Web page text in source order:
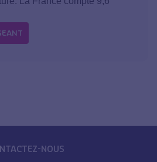
NOUS